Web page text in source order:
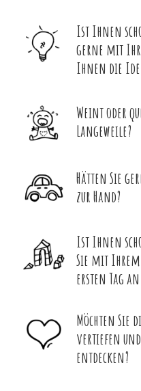
Ist Ihnen
gerne mit
Ihnen die
Weint oder
Langeweile?
Hätten Sie
zur Hand?
Ist Ihnen
Sie mit
ersten Tag
Möchten Sie
vertiefen
entdecken?